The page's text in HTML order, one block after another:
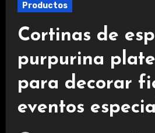
Productos
Cortinas de
purpurina
para decorar
eventos